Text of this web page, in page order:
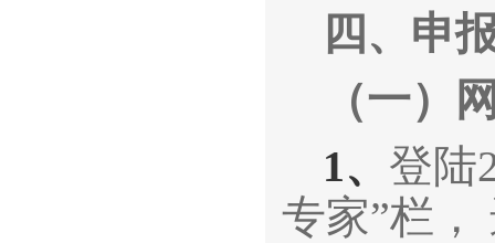
四、 申
（一）
1、 登陆
专家”栏，